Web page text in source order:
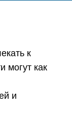
к
могут как
и